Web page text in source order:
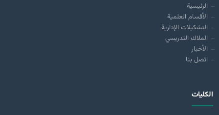
الرئيسية
الأقسام العلمية
التشكيلات الإدارية
الملاك التدريسي
الأخبار
اتصل بنا
الكليات